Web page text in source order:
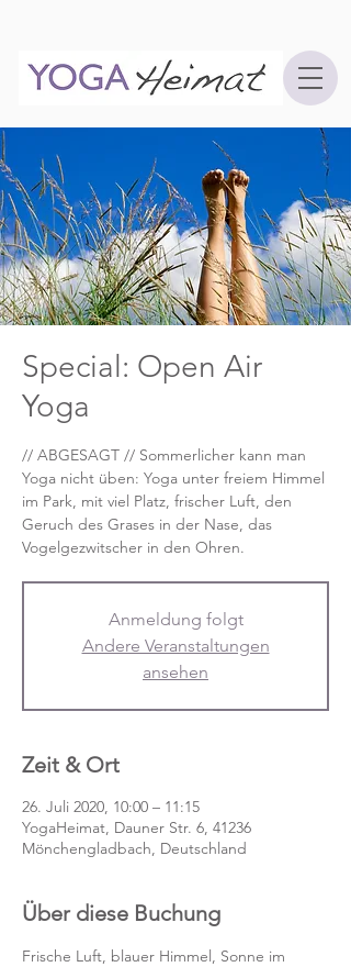
Special: Open Air
Yoga
// ABGESAGT // Sommerlicher kann man
Yoga nicht üben: Yoga unter freiem Himmel
im Park, mit viel Platz, frischer Luft, den
Geruch des Grases in der Nase, das
Vogelgezwitscher in den Ohren.
Anmeldung folgt
Andere Veranstaltungen
ansehen
Zeit & Ort
26. Juli 2020, 10:00 – 11:15
YogaHeimat, Dauner Str. 6, 41236
Mönchengladbach, Deutschland
Über diese Buchung
Frische Luft, blauer Himmel, Sonne im